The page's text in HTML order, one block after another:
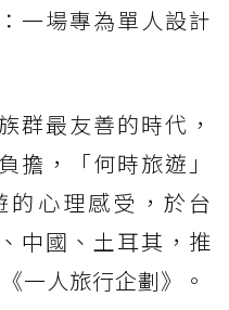
一場專為單人設計
群最友善的時代，
擔，「何時旅遊」
心理感受，於台
中國、土耳其，推
一人旅行企劃》。